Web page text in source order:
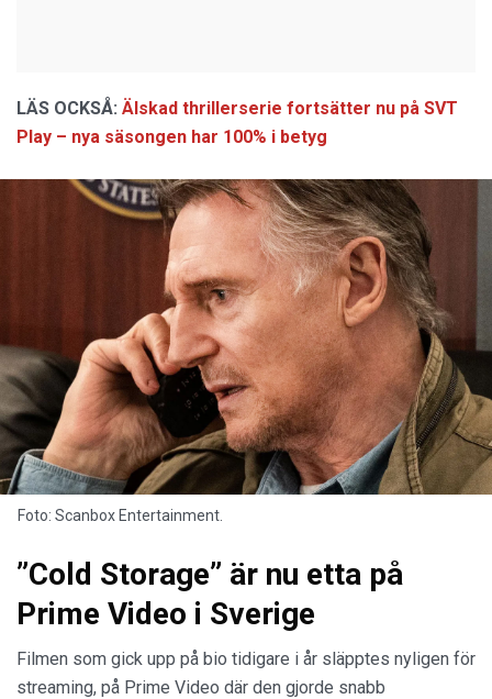
LÄS OCKSÅ: Älskad thrillerserie fortsätter nu på SVT
Play – nya säsongen har 100% i betyg
Foto: Scanbox Entertainment.
”Cold Storage” är nu etta på
Prime Video i Sverige
Filmen som gick upp på bio tidigare i år släpptes nyligen för
streaming, på Prime Video där den gjorde snabb